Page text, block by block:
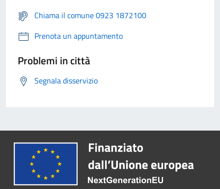
Chiama il comune 0923 1872100
Prenota un appuntamento
Problemi in città
Segnala disservizio